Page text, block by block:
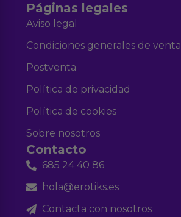
Páginas legales
Aviso legal
Condiciones generales de venta
Postventa
Política de privacidad
Política de cookies
Sobre nosotros
Contacto
685 24 40 86
hola@erotiks.es
Contacta con nosotros